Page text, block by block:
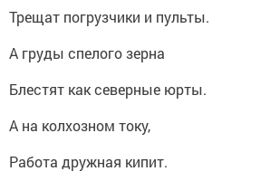
Трещат погрузчики и пульты.
А груды спелого зерна
Блестят как северные юрты.
А на колхозном току,
Работа дружная кипит.